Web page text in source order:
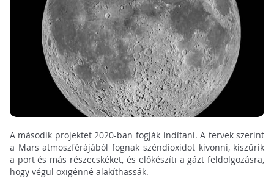
A második projektet 2020-ban fogják indítani. A tervek szerint
a Mars atmoszférájából fognak széndioxidot kivonni, kiszűrik
a port és más részecskéket, és előkészíti a gázt feldolgozásra,
hogy végül oxigénné alakíthassák.